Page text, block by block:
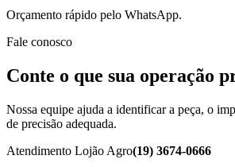
Orçamento rápido pelo WhatsApp.
Fale conosco
Conte o que sua operação
Nossa equipe ajuda a identificar a peça, o
de precisão adequada.
Atendimento Lojão Agro(19) 3674-0666